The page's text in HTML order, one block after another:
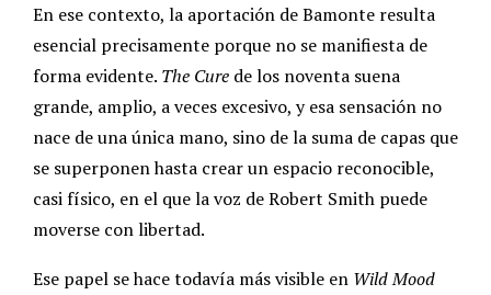
En ese contexto, la aportación de Bamonte resulta
esencial precisamente porque no se manifiesta de
forma evidente. The Cure de los noventa suena
grande, amplio, a veces excesivo, y esa sensación no
nace de una única mano, sino de la suma de capas que
se superponen hasta crear un espacio reconocible,
casi físico, en el que la voz de Robert Smith puede
moverse con libertad.
Ese papel se hace todavía más visible en Wild Mood